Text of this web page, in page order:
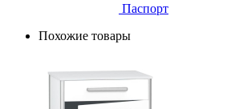
Паспорт
Похожие товары